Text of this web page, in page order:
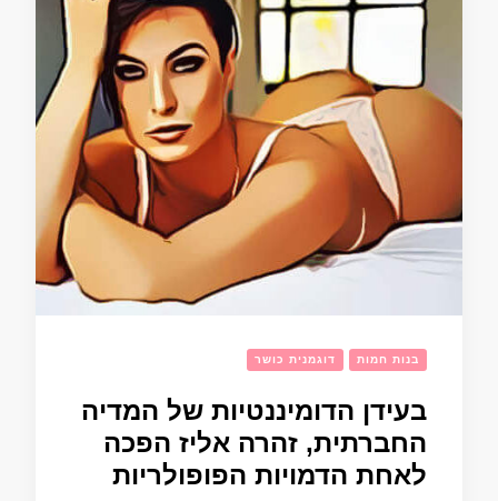
בנות חמות דוגמנית כושר
בעידן הדומיננטיות של המדיה
החברתית, זהרה אליז הפכה
לאחת הדמויות הפופולריות